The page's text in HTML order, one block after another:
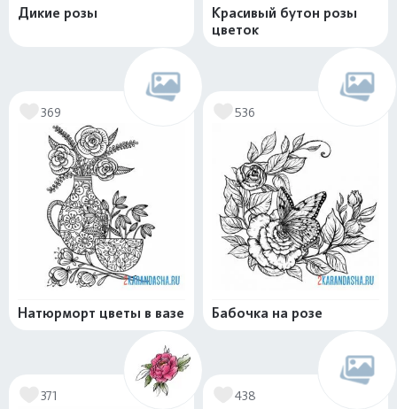
Дикие розы
Красивый бутон розы
цветок
369
Натюрморт цветы в вазе
536
Бабочка на розе
371 438